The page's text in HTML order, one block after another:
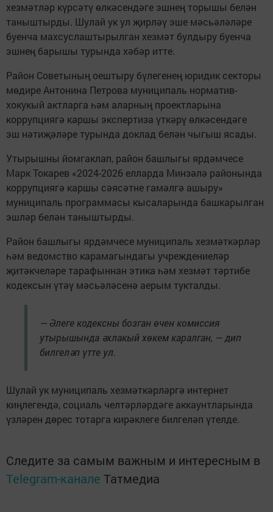
хезмәтләр күрсәтү өлкәсендәге эшнең торышы белән
таныштырды. Шулай ук ул җирләү эше мәсьәләләре
буенча махсуслаштырылган хезмәт булдыру буенча
эшнең барышы турында хәбәр итте.
Район Советының оештыру бүлегенең юридик секторы
мөдире Антонина Петрова муниципаль норматив-
хокукый актларга һәм аларның проектларына
коррупциягә каршы экспертиза үткәрү өлкәсендәге
эш нәтиҗәләре турында доклад белән чыгыш ясады.
Утырышны йомгаклап, район башлыгы ярдәмчесе
Марк Токарев «2024-2026 елларда Минзәлә районында
коррупциягә каршы сәясәтне гамәлгә ашыру»
муниципаль программасы кысаларында башкарылган
эшләр белән таныштырды.
Район башлыгы ярдәмчесе муниципаль хезмәткәрләр
һәм ведомство карамагындагы учреждениеләр
җитәкчеләре тарафыннан этика һәм хезмәт тәртибе
кодексын үтәү мәсьәләсенә аерым тукталды.
— Әлеге кодексны бозган өчен комиссия
утырышында әхлакый хөкем каралган, — дип
билгеләп үтте ул.
Шулай ук муниципаль хезмәткәрләргә интернет
киңлегендә, социаль челтәрләрдәге аккаунтларында
үзләрен дөрес тотарга кирәклеге билгеләп үтелде.
Следите за самым важным и интересным в
Telegram-канале Татмедиа